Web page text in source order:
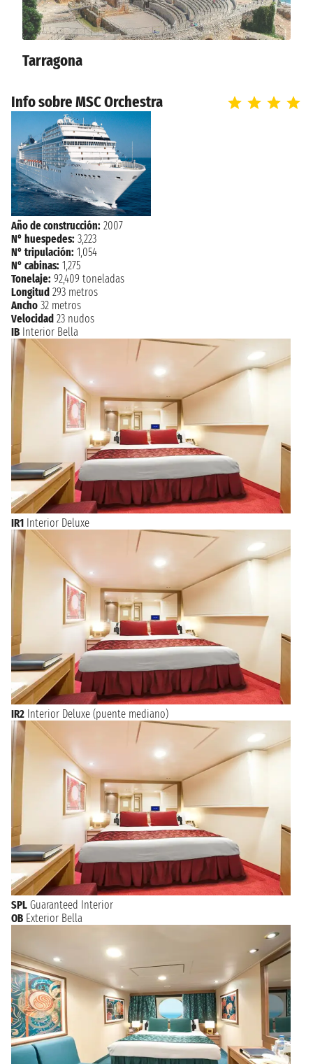
martes, 25 de agosto de 2026
7:00 - 19:00
CIVITAVECCHIA
2026
jueves, 27 de agosto de 2026
9:00 - 18:00
viernes, 28 de agosto de 2026
9:00
Tarragona
Info sobre MSC Orchestra
Año de construcción: 2007
N° huespedes: 3,223
N° tripulación: 1,054
N° cabinas: 1,275
Tonelaje: 92,409 toneladas
Longitud 293 metros
Ancho 32 metros
Velocidad 23 nudos
IB Interior Bella
IR1 Interior Deluxe
IR2 Interior Deluxe (puente mediano)
SPL Guaranteed Interior
OB Exterior Bella